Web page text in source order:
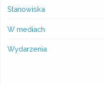
Stanowiska
W mediach
Wydarzenia